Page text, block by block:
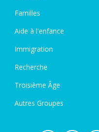
Familles
Aide à l'enfance
Immigration
Recherche
Troisième Âge
Autres Groupes